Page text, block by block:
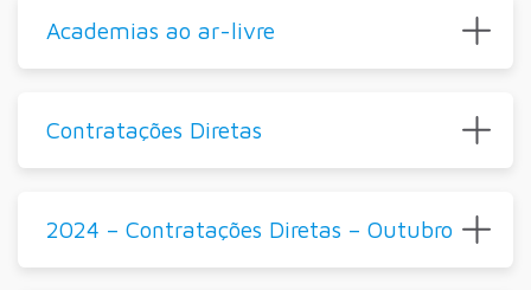
Academias ao ar-livre
Contratações Diretas
2024 – Contratações Diretas – Outubro